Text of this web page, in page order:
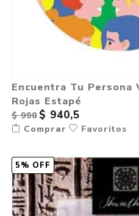
Encuentra Tu Persona
Rojas Estapé
$ 990 $ 940,5
Comprar Favoritos
5% OFF